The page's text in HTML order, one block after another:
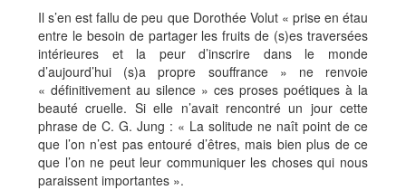
Il s’en est fallu de peu que Dorothée Volut « prise en étau
entre le besoin de partager les fruits de (s)es traversées
intérieures et la peur d’inscrire dans le monde
d’aujourd’hui (s)a propre souffrance » ne renvoie
« définitivement au silence » ces proses poétiques à la
beauté cruelle. Si elle n’avait rencontré un jour cette
phrase de C. G. Jung : « La solitude ne naît point de ce
que l’on n’est pas entouré d’êtres, mais bien plus de ce
que l’on ne peut leur communiquer les choses qui nous
paraissent importantes ».